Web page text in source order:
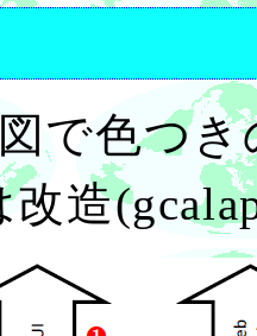
で色つ
造